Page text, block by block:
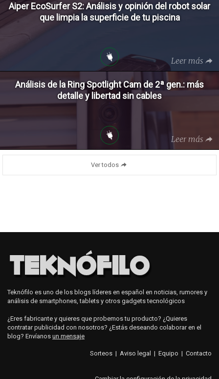
Aiper EcoSurfer S2: Análisis y opinión del robot solar
que limpia la superficie de tu piscina
Leer más
Análisis de la Ring Spotlight Cam de 2ª gen.: más
detalle y libertad sin cables
Leer más
Ver todos
Teknófilo es uno de los blogs líderes en español en noticias, rumores y
análisis de smartphones, tablets y otros gadgets tecnológicos
¿Eres fabricante y quieres que probemos tu producto? ¿Quieres
contratar publicidad con nosotros? ¿Estás deseando colaborar en el
blog? Envíanos un mensaje
Sorteos | Aviso legal | Equipo | Contacto